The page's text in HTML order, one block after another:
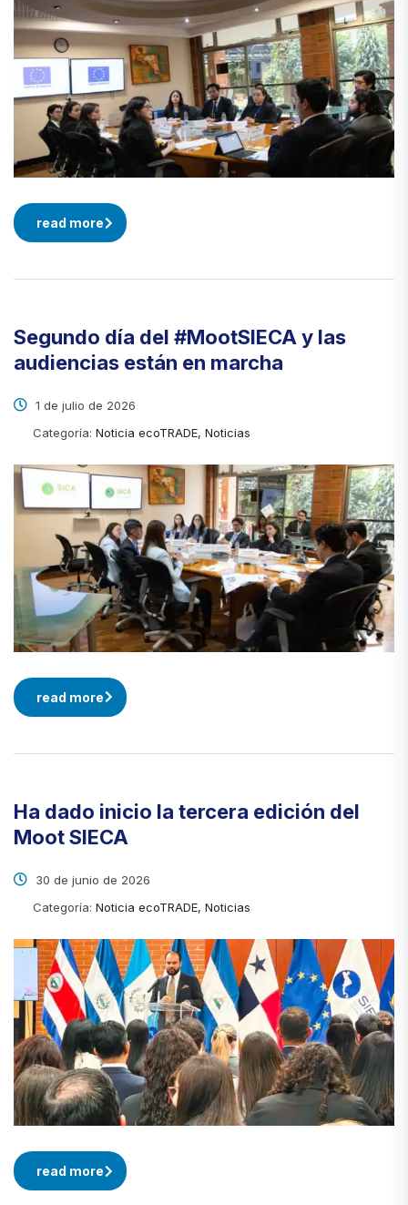
read more
Segundo día del #MootSIECA y las
audiencias están en marcha
1 de julio de 2026
Categoría: Noticia ecoTRADE, Noticias
read more
Ha dado inicio la tercera edición del
Moot SIECA
30 de junio de 2026
Categoría: Noticia ecoTRADE, Noticias
read more